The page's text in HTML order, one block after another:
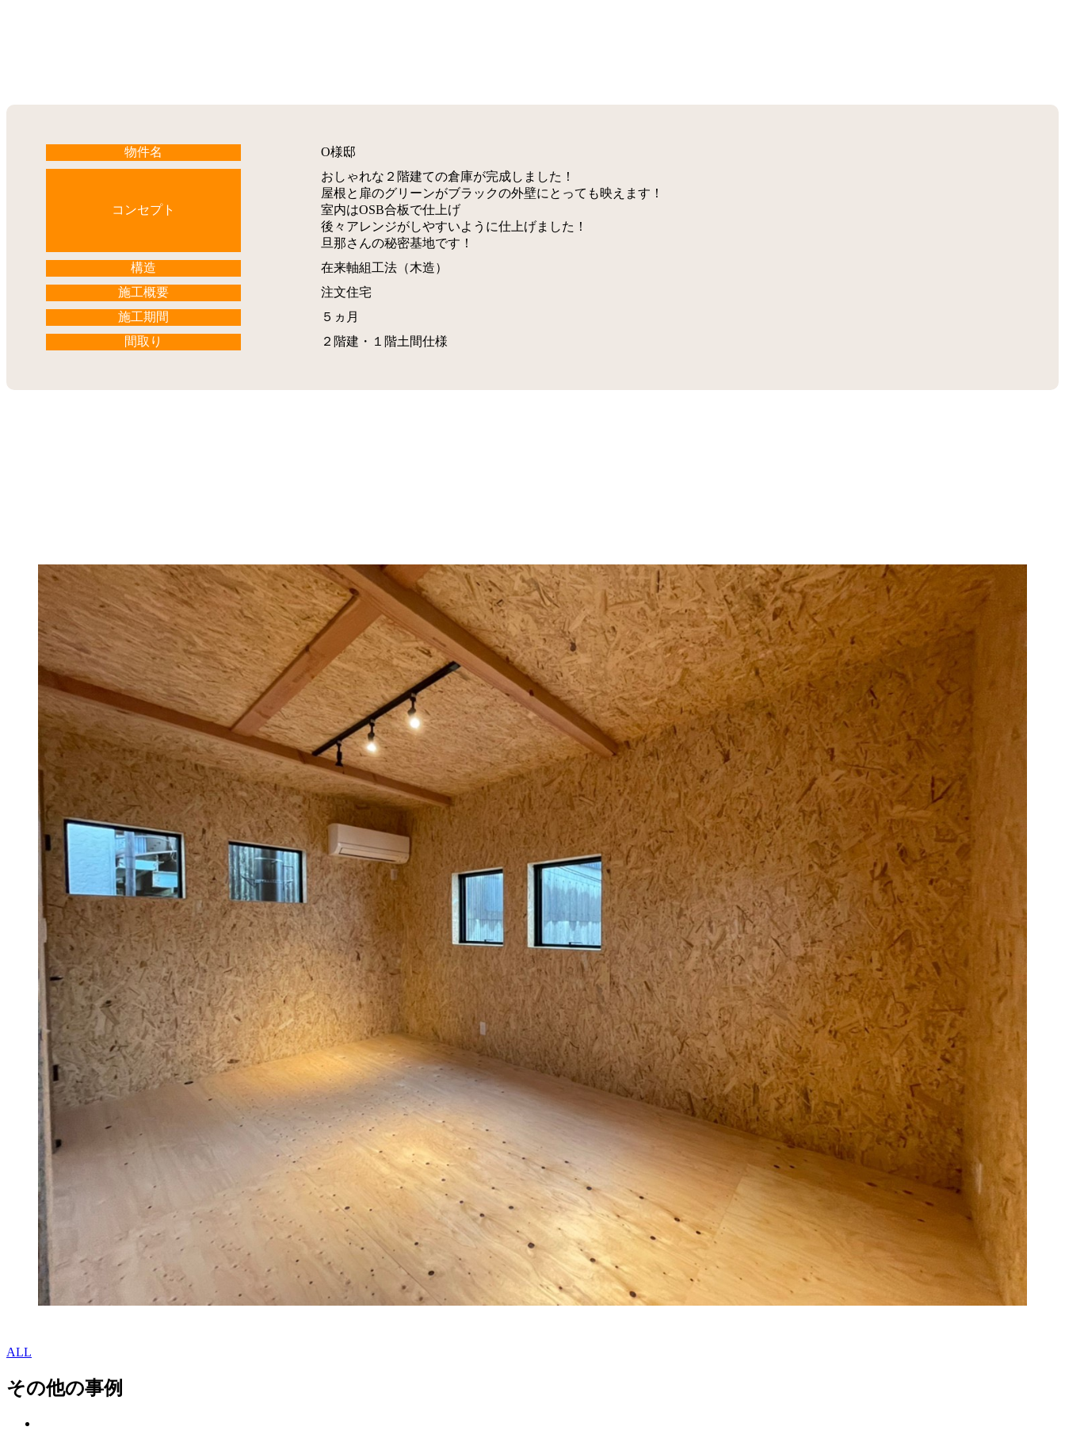
物件名 O様邸
コンセプト
おしゃれな２階建ての倉庫が完成しました！
屋根と扉のグリーンがブラックの外壁にとっても映えます！
室内はOSB合板で仕上げ
後々アレンジがしやすいように仕上げました！
旦那さんの秘密基地です！
構造
在来軸組工法（木造）
施工概要
注文住宅
施工期間
５ヵ月
間取り
２階建・１階土間仕様
ALL
その他の事例